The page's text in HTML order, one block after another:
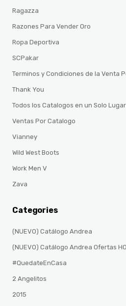
Ragazza
Razones Para Vender Oro
Ropa Deportiva
SCPakar
Terminos y Condiciones de la Venta
Thank You
Todos los Catalogos en un Solo Lugar
Ventas Por Catalogo
Vianney
Wild West Boots
Work Men V
Zava
Categories
(NUEVO) Catálogo Andrea
(NUEVO) Catálogo Andrea Ofertas
#QuedateEnCasa
2 Angelitos
2015